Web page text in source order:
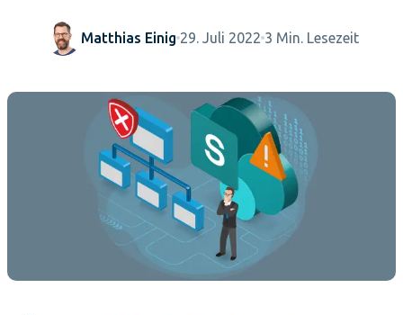
Matthias Einig 29. Juli 2022 3 Min. Lesezeit